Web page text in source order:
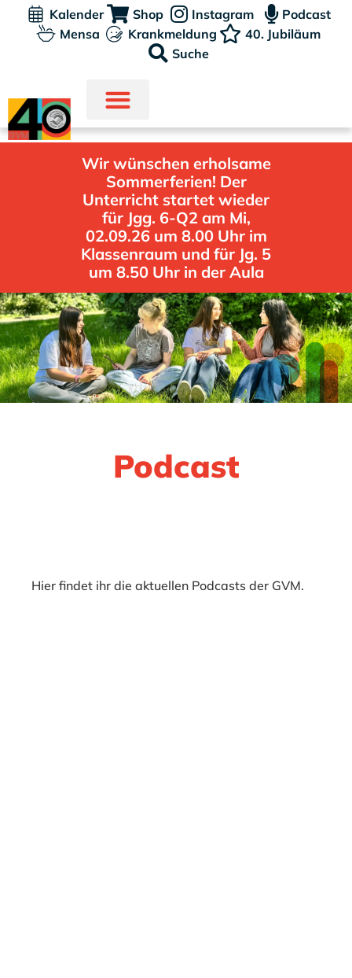
Kalender Shop Instagram
Podcast
Mensa
Krankmeldung
40. Jubiläum
Suche
Wir wünschen erholsame
Sommerferien! Der
Unterricht startet wieder
für Jgg. 6-Q2 am Mi,
02.09.26 um 8.00 Uhr im
Klassenraum und für Jg. 5
um 8.50 Uhr in der Aula
Podcast
Hier findet ihr die aktuellen Podcasts der GVM.